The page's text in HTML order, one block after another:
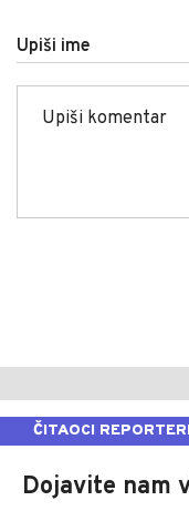
Upiši ime
ČITAOCI REPORTERI
Dojavite nam